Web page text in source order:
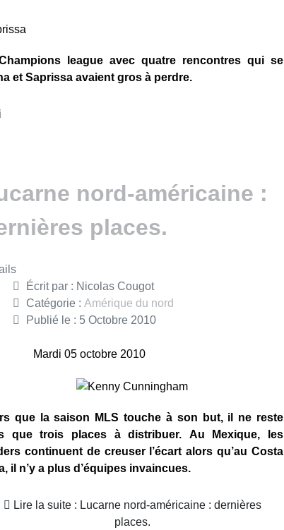
league avec quatre rencontres qui se
et Saprissa avaient gros à perdre.
nord-américaine :
places.
Écrit par : Nicolas Cougot
Catégorie : Amérique du nord
Publié le : 5 Octobre 2010
Mardi 05 octobre 2010
que la saison MLS touche à son but, il ne reste
que trois places à distribuer. Au Mexique, les
continuent de creuser l’écart alors qu’au Costa
il n’y a plus d’équipes invaincues.
places.